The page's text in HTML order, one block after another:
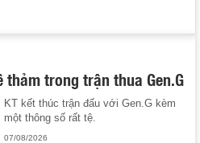
trong trận thua Gen.G
KT kết thúc trận đấu với Gen.G kèm
một thông số rất tệ.
07/08/2026